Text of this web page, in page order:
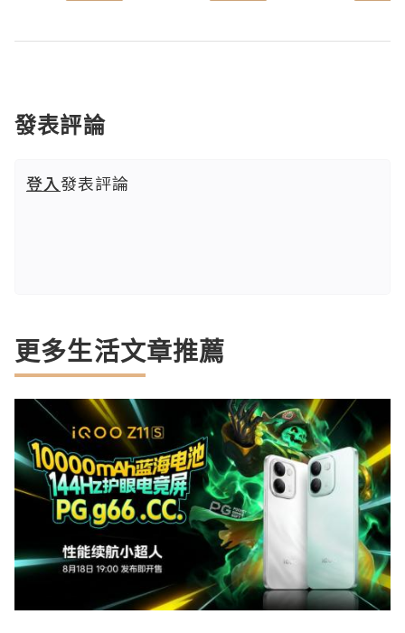
發表評論
登入發表評論
更多生活文章推薦